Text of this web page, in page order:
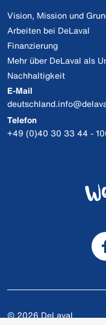
Vision, Mission und
Arbeiten bei DeLaval
Finanzierung
Mehr über DeLaval als
Nachhaltigkeit
E-Mail
Telefon
+49 (0)40 30 33 44 -
© 2026 DeLaval